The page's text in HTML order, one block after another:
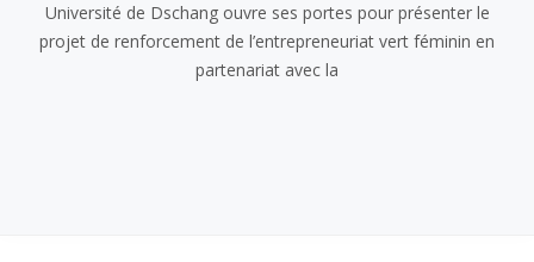
Université de Dschang ouvre ses portes pour présenter le
projet de renforcement de l’entrepreneuriat vert féminin en
partenariat avec la